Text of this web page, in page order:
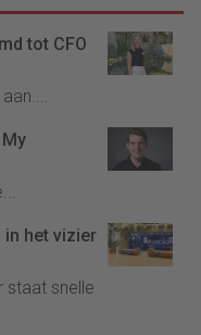
tot CFO
in het vizier
staat snelle